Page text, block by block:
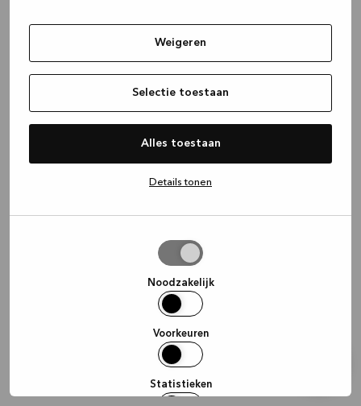
Weigeren
Selectie toestaan
Alles toestaan
Details tonen
Noodzakelijk
Voorkeuren
Statistieken
(see the browser console for more
information).